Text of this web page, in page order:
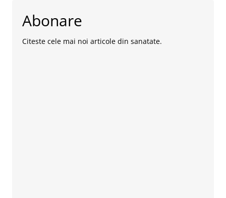
Abonare
Citeste cele mai noi articole din sanatate.